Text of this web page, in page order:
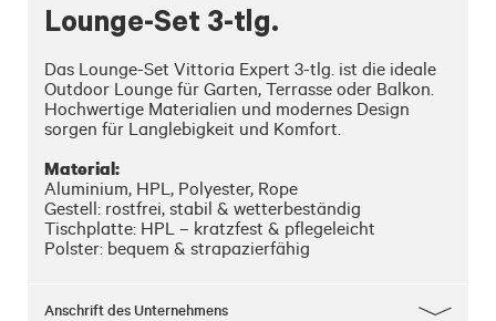
Lounge-Set 3-tlg.
Das Lounge-Set Vittoria Expert 3-tlg. ist die ideale
Outdoor Lounge für Garten, Terrasse oder Balkon.
Hochwertige Materialien und modernes Design
sorgen für Langlebigkeit und Komfort.
Material:
Aluminium, HPL, Polyester, Rope
Gestell: rostfrei, stabil & wetterbeständig
Tischplatte: HPL – kratzfest & pflegeleicht
Polster: bequem & strapazierfähig
Bank: 242x175x86 cm
Anschrift des Unternehmens